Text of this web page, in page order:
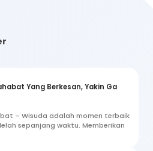
Yang Berkesan, Yakin Ga
– Wisuda adalah momen terbaik
sepanjang waktu. Memberikan